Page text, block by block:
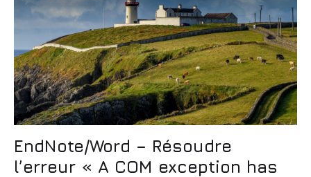
EndNote/Word – Résoudre
l’erreur « A COM exception has